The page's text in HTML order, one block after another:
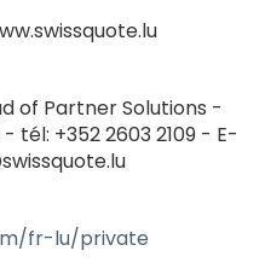
of Partner Solutions -
tél: +352 2603 2109 - E-
fr-lu/private